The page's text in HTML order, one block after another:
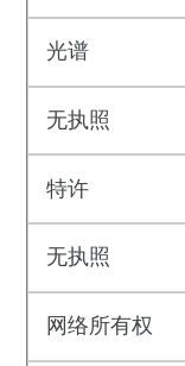
光谱
无执照
特许
无执照
网络所有权